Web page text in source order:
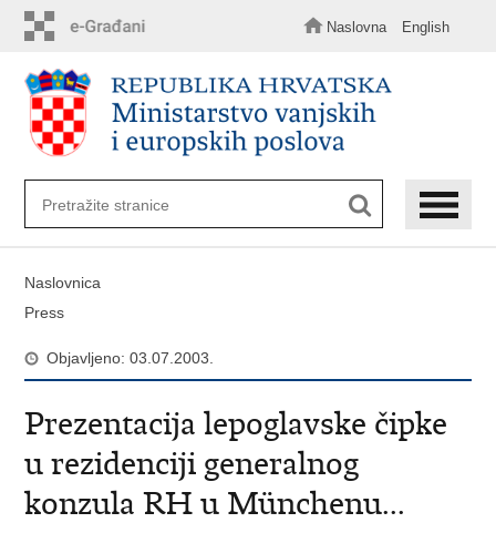
sadržaj
Naslovna English
Naslovnica
Press
Objavljeno: 03.07.2003.
Prezentacija lepoglavske čipke
u rezidenciji generalnog
konzula RH u Münchenu...